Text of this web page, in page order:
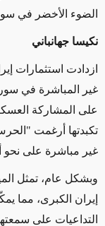
الضوء الأخضر في
نكيسا جهانباني
ازدادت استثمارات
غير المباشرة في سوريا منذ عام
على المشاركة
تكبدتها أرغمت
غير مباشرة على نحو
وبشكل عام، تمثل
إيران الكبرى، مما
التداعيات على